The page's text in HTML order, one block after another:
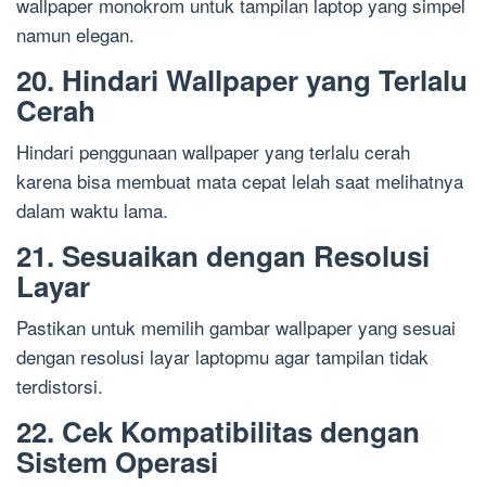
namun elegan.
20. Hindari Wallpaper yang Terlalu
Cerah
Hindari penggunaan wallpaper yang terlalu cerah
karena bisa membuat mata cepat lelah saat melihatnya
dalam waktu lama.
21. Sesuaikan dengan Resolusi
Layar
Pastikan untuk memilih gambar wallpaper yang sesuai
dengan resolusi layar laptopmu agar tampilan tidak
terdistorsi.
22. Cek Kompatibilitas dengan
Sistem Operasi